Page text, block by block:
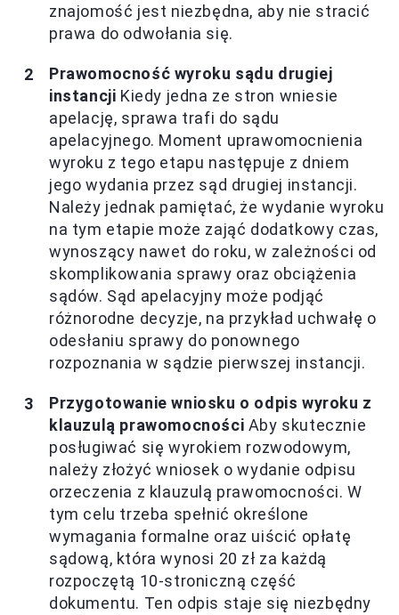
znajomość jest niezbędna, aby nie stracić
prawa do odwołania się.
Prawomocność wyroku sądu drugiej
instancji Kiedy jedna ze stron wniesie
apelację, sprawa trafi do sądu
apelacyjnego. Moment uprawomocnienia
wyroku z tego etapu następuje z dniem
jego wydania przez sąd drugiej instancji.
Należy jednak pamiętać, że wydanie wyroku
na tym etapie może zająć dodatkowy czas,
wynoszący nawet do roku, w zależności od
skomplikowania sprawy oraz obciążenia
sądów. Sąd apelacyjny może podjąć
różnorodne decyzje, na przykład uchwałę o
odesłaniu sprawy do ponownego
rozpoznania w sądzie pierwszej instancji.
Przygotowanie wniosku o odpis wyroku z
klauzulą prawomocności Aby skutecznie
posługiwać się wyrokiem rozwodowym,
należy złożyć wniosek o wydanie odpisu
orzeczenia z klauzulą prawomocności. W
tym celu trzeba spełnić określone
wymagania formalne oraz uiścić opłatę
sądową, która wynosi 20 zł za każdą
rozpoczętą 10-stroniczną część
dokumentu. Ten odpis staje się niezbędny